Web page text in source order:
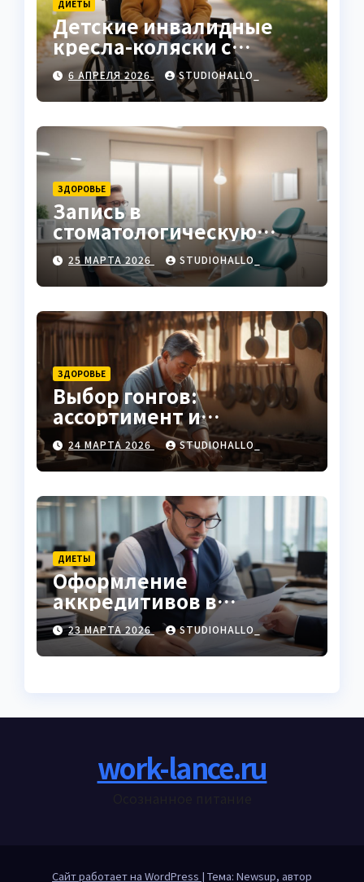
ДИЕТЫ
Детские инвалидные
кресла-коляски с
ручным приводом
6 АПРЕЛЯ 2026 STUDIOHALLO_
ЗДОРОВЬЕ
Запись в
стоматологическую
клинику
25 МАРТА 2026 STUDIOHALLO_
ЗДОРОВЬЕ
Выбор гонгов:
ассортимент и
характеристики
24 МАРТА 2026 STUDIOHALLO_
ДИЕТЫ
Оформление
аккредитивов в
международной
торговле
23 МАРТА 2026 STUDIOHALLO_
work-lance.ru
Сайт работает на WordPress | Тема: Newsup, автор